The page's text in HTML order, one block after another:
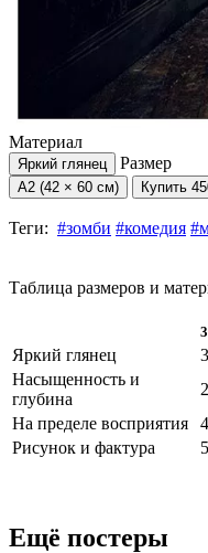
Материал
Яркий глянец Размер
А2 (42 × 60 см) Купить
Теги: #зомби #комедия
Таблица размеров и
Яркий глянец
Насыщенность и
глубина
На пределе восприятия
Рисунок и фактура
Ещё постеры